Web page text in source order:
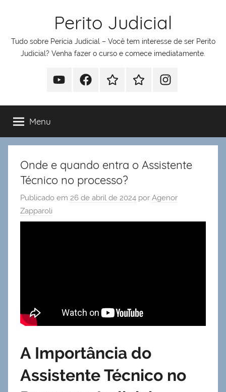
conteúdo
Perito Judicial
Tudo sobre Perícia Judicial – Você tem interesse de ser Perito
Judicial? Venha fazer o curso e comece imediatamente.
YoutubeFacebookWhatsappTelegramInstagram
Menu
Onde e quando entra o Assistente
Técnico no processo?
Publicado em 26 de abril de 2024 por Agenor
Zapparoli
A Importância do
Assistente Técnico no